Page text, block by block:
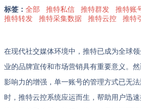
标签： 全部 推特私信 推特群发 推特账
推特转发
推特采集数据 推特云控 推特
在现代社交媒体环境中，推特已成为全球
业的品牌宣传和市场营销具有重要意义。
影响力的增强，单一账号的管理方式已无
时，推特云控系统应运而生，帮助用户迅速